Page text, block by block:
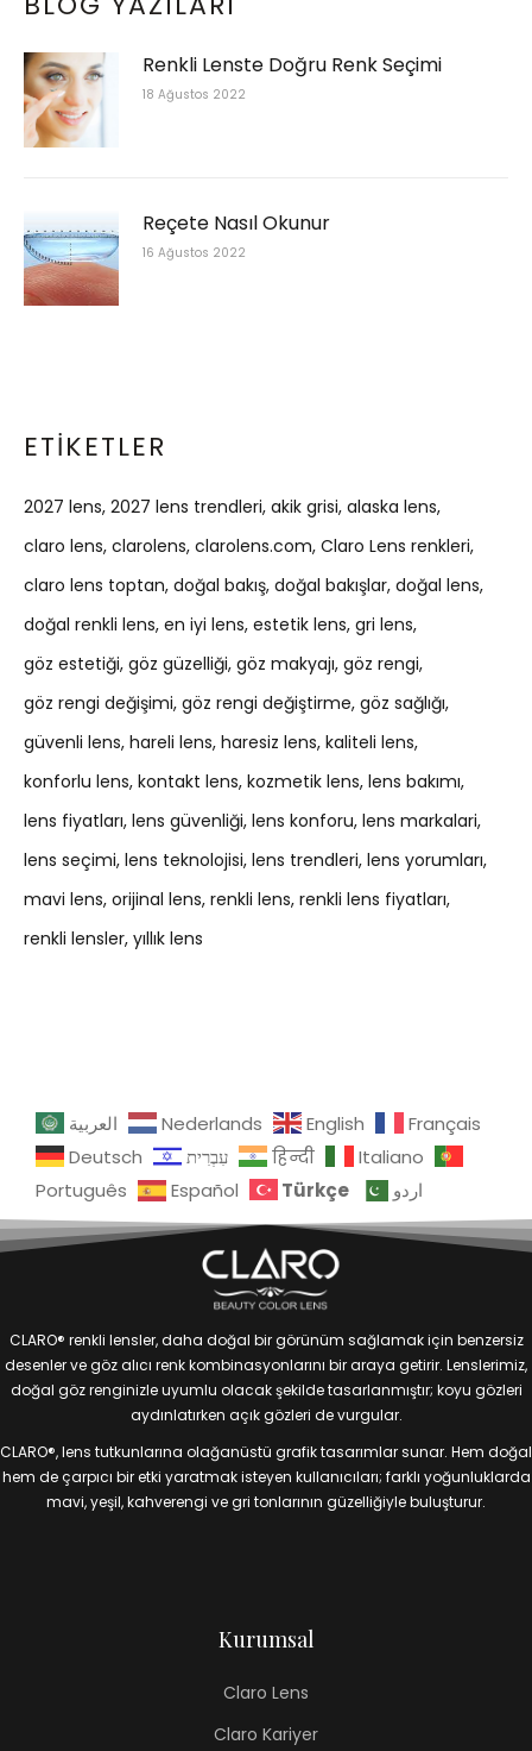
Renkli Lenste Doğru Renk Seçimi
18 Ağustos 2022
Reçete Nasıl Okunur
16 Ağustos 2022
ETIKETLER
2027 lens 2027 lens trendleri akik grisi alaska lens
claro lens clarolens clarolens.com Claro Lens renkleri
claro lens toptan doğal bakış doğal bakışlar doğal lens
doğal renkli lens en iyi lens estetik lens gri lens
göz estetiği göz güzelliği göz makyajı göz rengi
göz rengi değişimi göz rengi değiştirme göz sağlığı
güvenli lens hareli lens haresiz lens kaliteli lens
konforlu lens kontakt lens kozmetik lens lens bakımı
lens fiyatları lens güvenliği lens konforu lens markalari
lens seçimi lens teknolojisi lens trendleri lens yorumları
mavi lens orijinal lens renkli lens renkli lens fiyatları
renkli lensler yıllık lens
العربية Nederlands English
Français
Deutsch
עִבְרִית हिन्दी
Italiano
Português
Español Türkçe اردو
CLARO® renkli lensler, daha doğal bir görünüm sağlamak için benzersiz
desenler ve göz alıcı renk kombinasyonlarını bir araya getirir. Lenslerimiz,
doğal göz renginizle uyumlu olacak şekilde tasarlanmıştır; koyu gözleri
aydınlatırken açık gözleri de vurgular.
CLARO®, lens tutkunlarına olağanüstü grafik tasarımlar sunar. Hem doğal
hem de çarpıcı bir etki yaratmak isteyen kullanıcıları; farklı yoğunluklarda
mavi, yeşil, kahverengi ve gri tonlarının güzelliğiyle buluşturur.
Kurumsal
Claro Lens
Claro Kariyer